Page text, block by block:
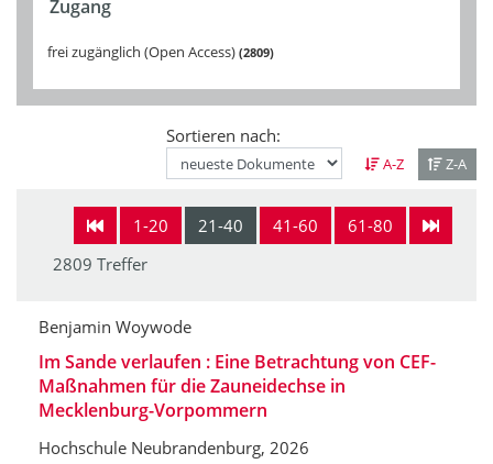
Zugang
frei zugänglich (Open Access) 2809
Sortieren nach:
A-Z Z-A
1-20 21-40 41-60
61-80
2809 Treffer
Benjamin Woywode
Im Sande verlaufen : Eine Betrachtung von CEF-
Maßnahmen für die Zauneidechse in
Mecklenburg-Vorpommern
Hochschule Neubrandenburg, 2026